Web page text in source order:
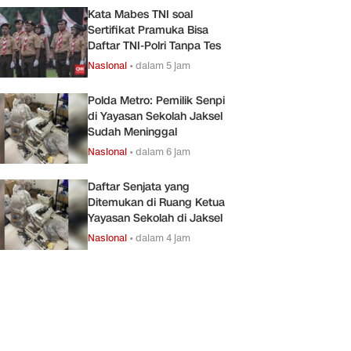
Kata Mabes TNI soal
Sertifikat Pramuka Bisa
Daftar TNI-Polri Tanpa Tes
Nasional •dalam 5 jam
Polda Metro: Pemilik Senpi
di Yayasan Sekolah Jaksel
Sudah Meninggal
Nasional •dalam 6 jam
Daftar Senjata yang
Ditemukan di Ruang Ketua
Yayasan Sekolah di Jaksel
Nasional •dalam 4 jam